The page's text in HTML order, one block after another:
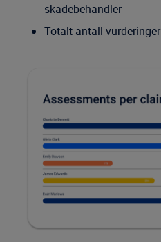
skadebehandler
Totalt antall